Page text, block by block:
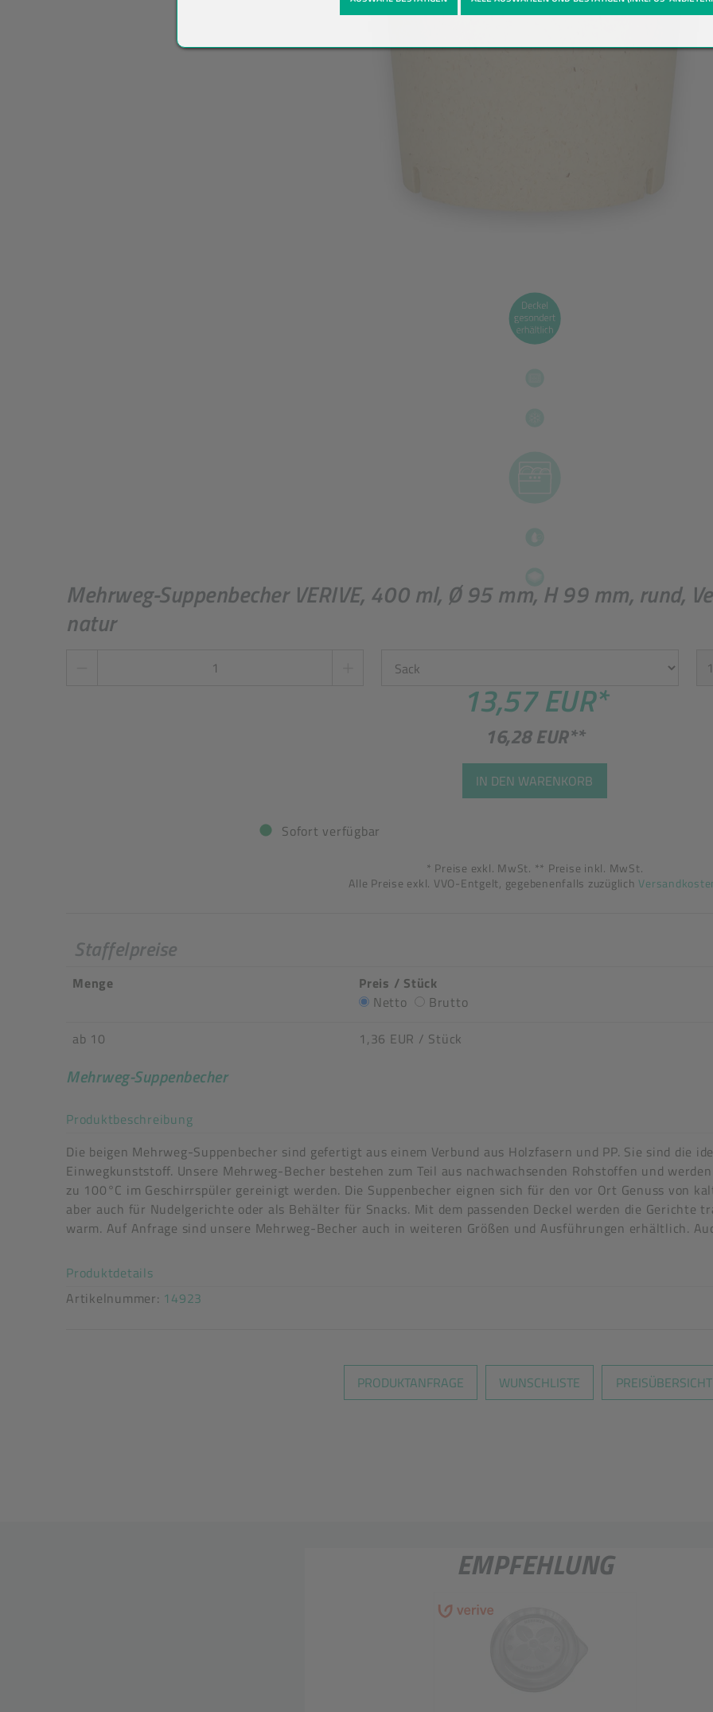
Mehrweg-Suppenbecher VERIVE, 400 ml, Ø 95 mm, H 99 mm, rund,
natur
Stückzahl
13,57 EUR*
16,28 EUR**
IN DEN WARENKORB
Sofort verfügbar
* Preise exkl. MwSt. ** Preise inkl. MwSt.
Alle Preise exkl. VVO-Entgelt, gegebenenfalls zuzüglich
Staffelpreise
Menge
Preis / Stück
Netto
Brutto
ab 10
1,36 EUR / Stück
Mehrweg-Suppenbecher
Produktbeschreibung
Die beigen Mehrweg-Suppenbecher sind gefertigt aus einem Verbund aus Holzfasern und PP. Sie sind die
Einwegkunststoff. Unsere Mehrweg-Becher bestehen zum Teil aus nachwachsenden Rohstoffen und
zu 100°C im Geschirrspüler gereinigt werden. Die Suppenbecher eignen sich für den vor Ort Genuss von
aber auch für Nudelgerichte oder als Behälter für Snacks. Mit dem passenden Deckel werden die
warm. Auf Anfrage sind unsere Mehrweg-Becher auch in weiteren Größen und Ausführungen erhältlich.
Produktdetails
Mega-Sale
Eigenschaften: wiederverschließbar
Art der verpackten Lebensmittel: alle Lebensmittel
mikrowellengeeignet: Ja
tiefkühlgeeignet: Ja
spülmaschinengeeignet: Ja, 100 °C, keine Geschirrdesinfektion (thermische oder chemothermische
festverschließend: Ja
stapelbar: Ja
flüssigkeitsdicht: Ja
Artikelnummer: 14923
PRODUKTANFRAGE WUNSCHLISTE PREISÜBERSICHT
EMPFEHLUNG